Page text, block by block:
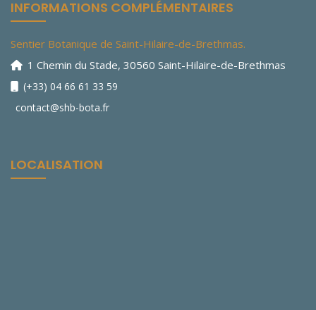
INFORMATIONS COMPLÉMENTAIRES
Sentier Botanique de Saint-Hilaire-de-Brethmas.
1 Chemin du Stade, 30560 Saint-Hilaire-de-Brethmas
(+33) 04 66 61 33 59
contact@shb-bota.fr
LOCALISATION